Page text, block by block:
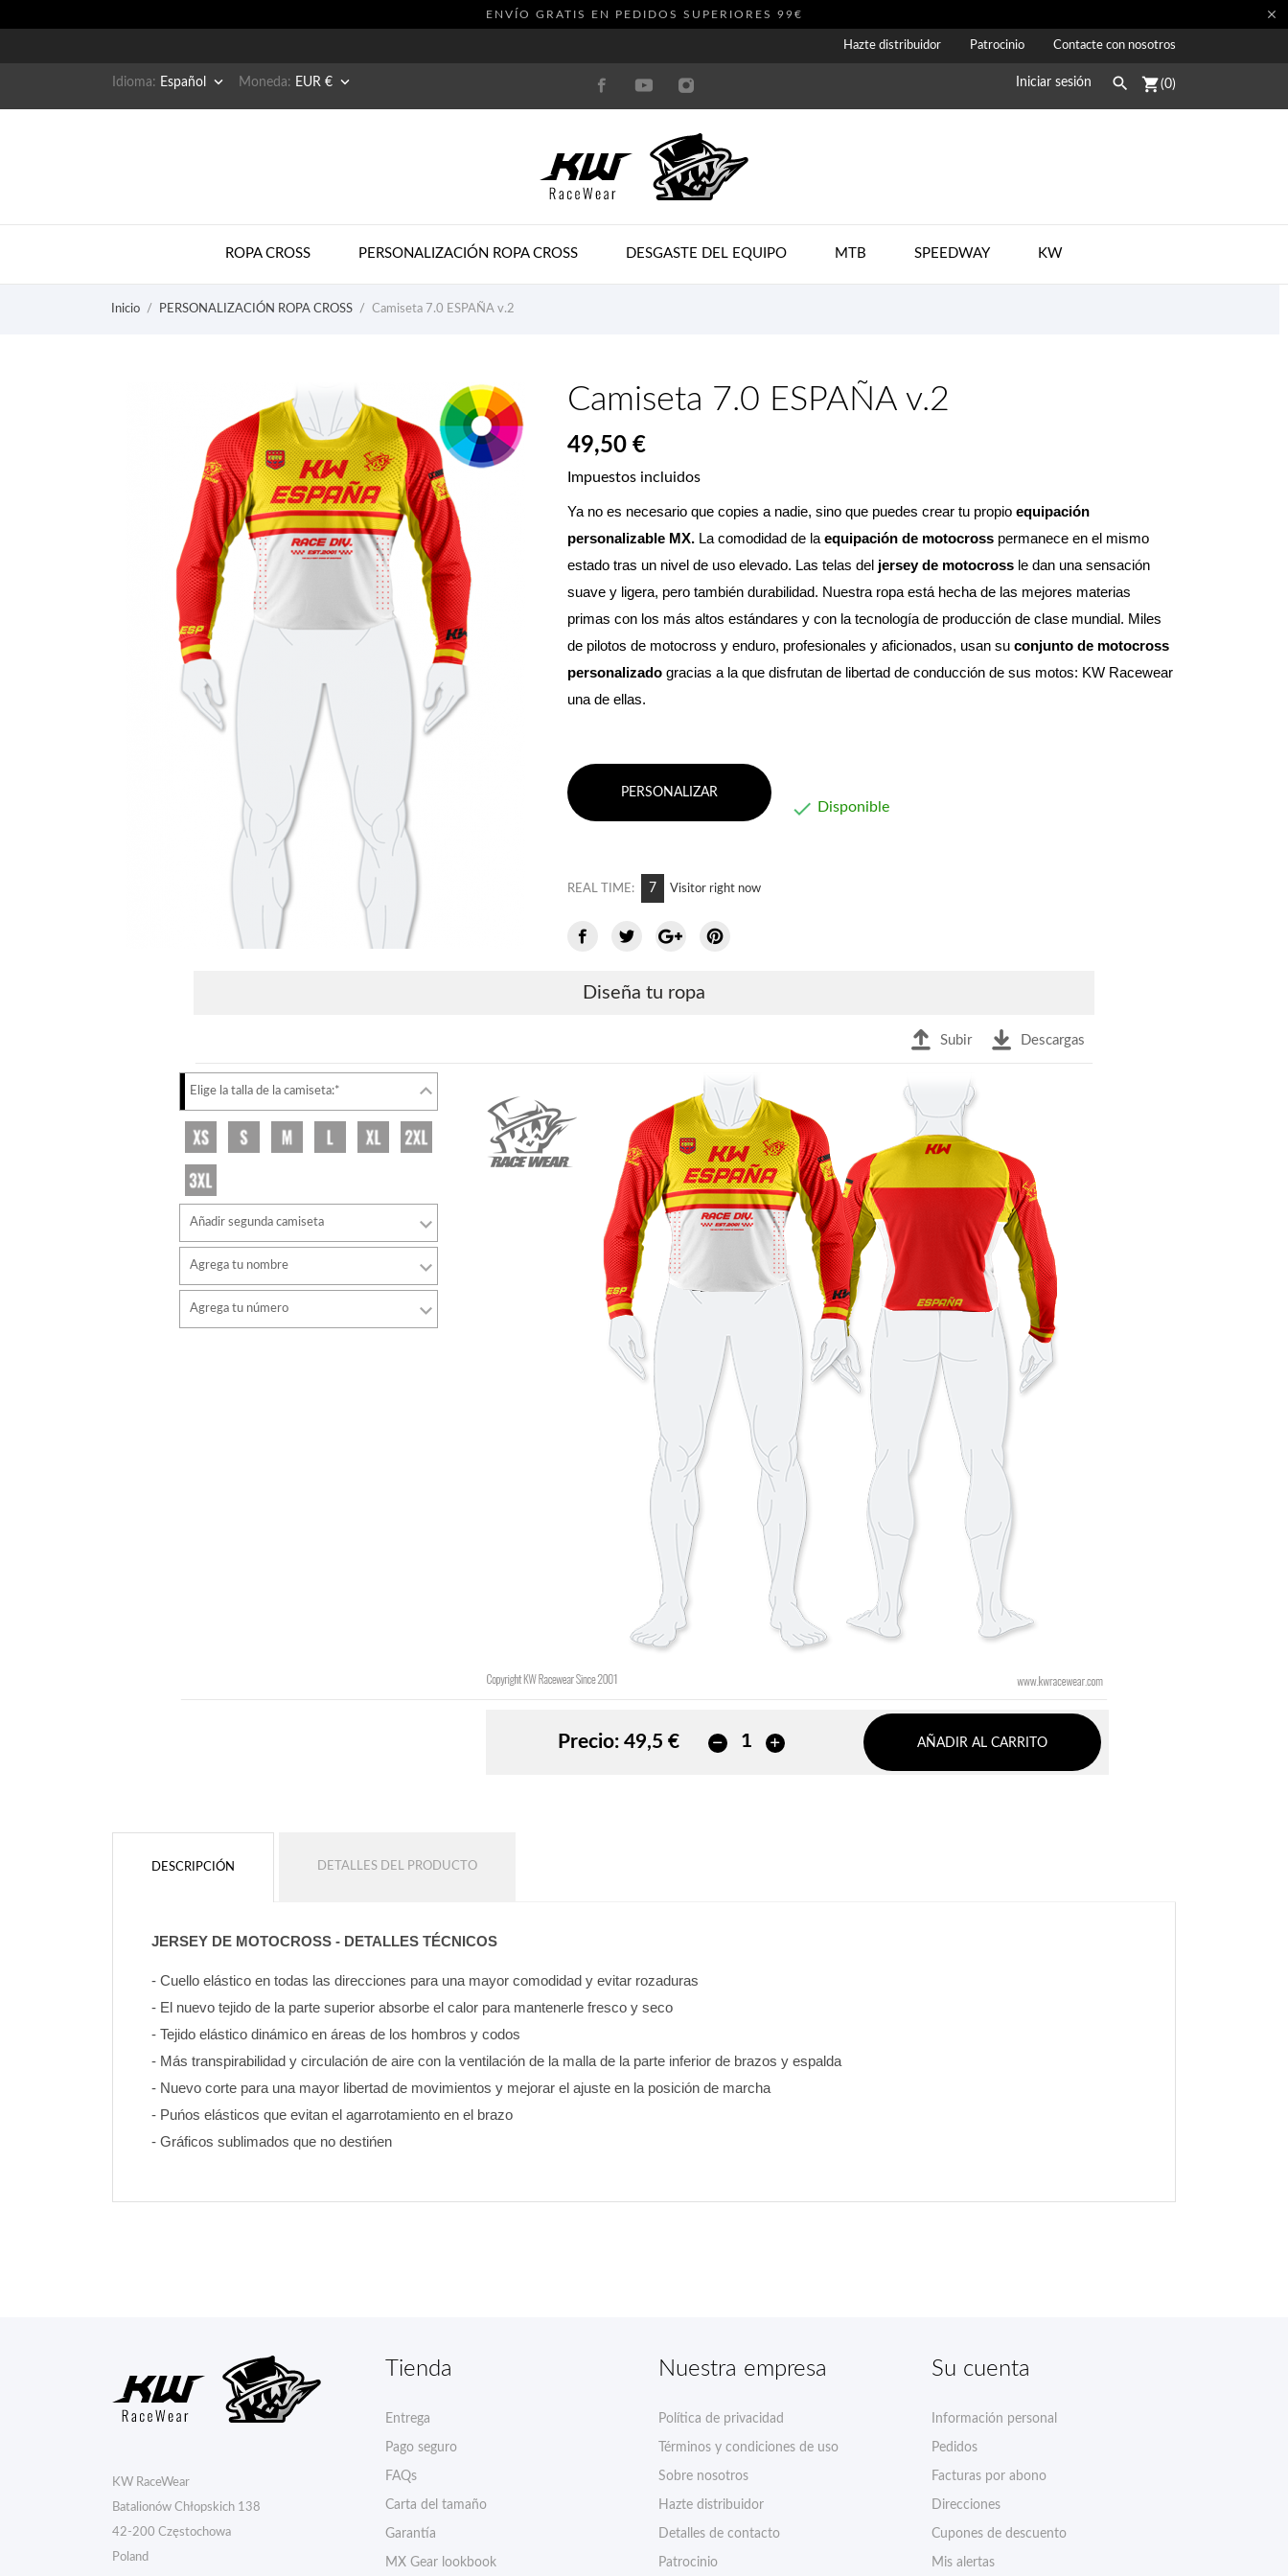
ENVÍO GRATIS EN PEDIDOS SUPERIORES 99€ 
Hazte distribuidor Patrocinio Contacte con nosotros
Idioma: Español  Moneda: EUR €  Iniciar sesión  shopping_cart(0)
ROPA CROSS PERSONALIZACIÓN ROPA CROSS DESGASTE DEL EQUIPO MTB SPEEDWAY KW
Inicio PERSONALIZACIÓN ROPA CROSS Camiseta 7.0 ESPAÑA v.2
Camiseta 7.0 ESPAÑA v.2
49,50 €
Impuestos incluidos
Ya no es necesario que copies a nadie, sino que puedes crear tu propio equipación
personalizable MX. La comodidad de la equipación de motocross permanece en el mismo
estado tras un nivel de uso elevado. Las telas del jersey de motocross le dan una sensación
suave y ligera, pero también durabilidad. Nuestra ropa está hecha de las mejores materias
primas con los más altos estándares y con la tecnología de producción de clase mundial. Miles
de pilotos de motocross y enduro, profesionales y aficionados, usan su conjunto de motocross
personalizado gracias a la que disfrutan de libertad de conducción de sus motos: KW Racewear
una de ellas.
PERSONALIZAR
 Disponible
REAL TIME: 7 Visitor right now
Diseña tu ropa
Subir Descargas
Elige la talla de la camiseta:*
Añadir segunda camiseta
Agrega tu nombre
Agrega tu número
Precio: 49,5 € AÑADIR AL CARRITO
DESCRIPCIÓN DETALLES DEL PRODUCTO
JERSEY DE MOTOCROSS - DETALLES TÉCNICOS
- Cuello elástico en todas las direcciones para una mayor comodidad y evitar rozaduras
- El nuevo tejido de la parte superior absorbe el calor para mantenerle fresco y seco
- Tejido elástico dinámico en áreas de los hombros y codos
- Más transpirabilidad y circulación de aire con la ventilación de la malla de la parte inferior de brazos y espalda
- Nuevo corte para una mayor libertad de movimientos y mejorar el ajuste en la posición de marcha
- Puńos elásticos que evitan el agarrotamiento en el brazo
- Gráficos sublimados que no destińen
KW RaceWear
Batalionów Chłopskich 138
42-200 Częstochowa
Poland
Tienda
Entrega
Pago seguro
FAQs
Carta del tamaño
Garantía
MX Gear lookbook
Nuestra empresa
Política de privacidad
Términos y condiciones de uso
Sobre nosotros
Hazte distribuidor
Detalles de contacto
Patrocinio
Su cuenta
Información personal
Pedidos
Facturas por abono
Direcciones
Cupones de descuento
Mis alertas